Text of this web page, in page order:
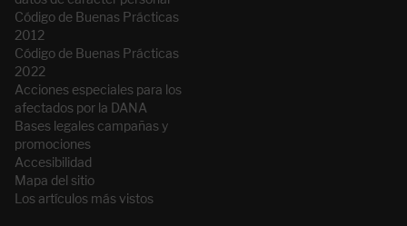
Código de Buenas Prácticas
2012
Código de Buenas Prácticas
2022
Acciones especiales para los
afectados por la DANA
Bases legales campañas y
promociones
Accesibilidad
Mapa del sitio
Los artículos más vistos